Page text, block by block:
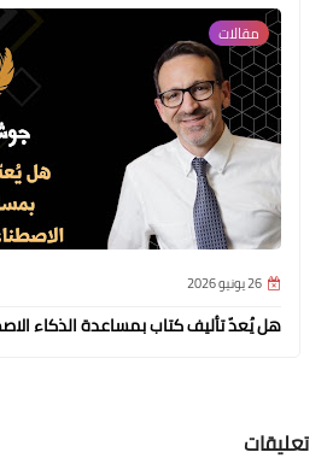
مقالات
26 يونيو 2026
هل يُعدّ تأليف كتاب بمساعدة الذكاء
تعليقات